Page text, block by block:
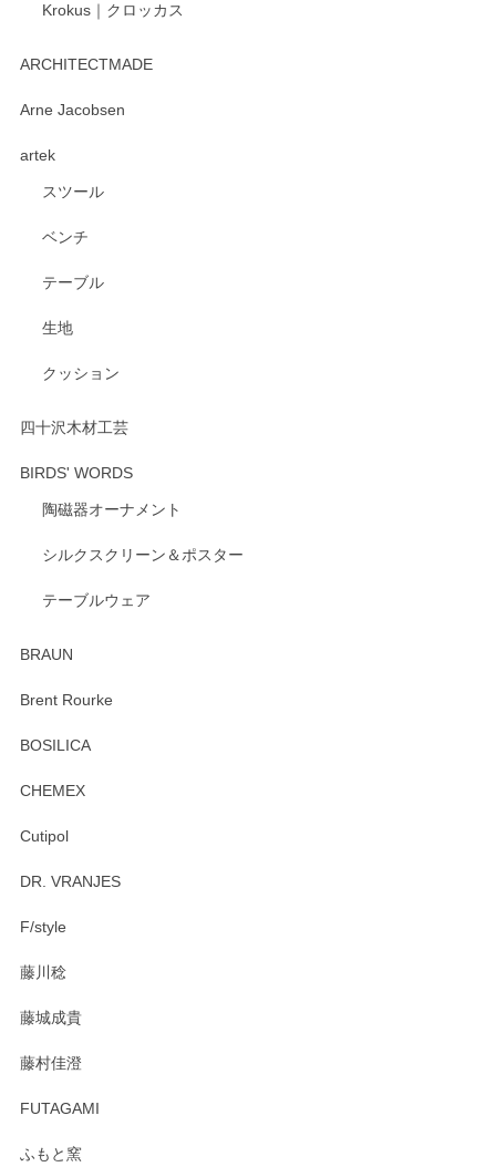
Krokus｜クロッカス
ARCHITECTMADE
Arne Jacobsen
artek
スツール
ベンチ
テーブル
生地
クッション
四十沢木材工芸
BIRDS' WORDS
陶磁器オーナメント
シルクスクリーン＆ポスター
テーブルウェア
BRAUN
Brent Rourke
BOSILICA
CHEMEX
Cutipol
DR. VRANJES
F/style
藤川稔
藤城成貴
藤村佳澄
FUTAGAMI
ふもと窯